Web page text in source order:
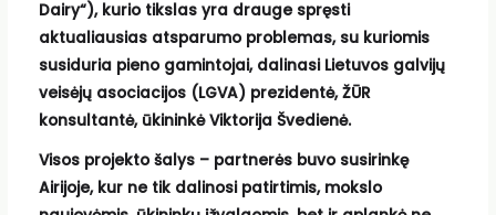
Dairy“), kurio tikslas yra drauge spręsti
aktualiausias atsparumo problemas, su kuriomis
susiduria pieno gamintojai, dalinasi Lietuvos galvijų
veisėjų asociacijos (LGVA) prezidentė, ŽŪR
konsultantė, ūkininkė Viktorija Švedienė.
Visos projekto šalys – partnerės buvo susirinkę
Airijoje, kur ne tik dalinosi patirtimis, mokslo